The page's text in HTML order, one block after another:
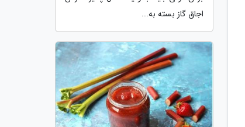
اجاق گاز بسته به...